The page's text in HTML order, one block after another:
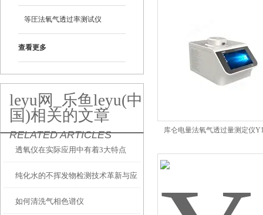
等圧法氧气透过率测试仪
查看更多
leyu网_乐鱼leyu(中
国)相关的文章
RELATED ARTICLES
透氧仪在实际应用中有着3大特点
纯化水的不挥发物检测技术革新与应
用
如何清洗气相色谱仪
库仑电量法氧气透过量测定仪